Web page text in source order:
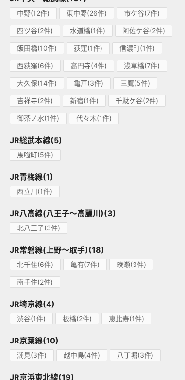
中野(12件) 東中野(26件) 市ケ谷(7件)
四ツ谷(2件) 水道橋(1件) 阿佐ケ谷(2件)
飯田橋(10件) 荻窪(1件) 信濃町(1件)
西荻窪(6件) 高円寺(4件) 浅草橋(7件)
大久保(14件) 亀戸(3件) 三鷹(5件)
吉祥寺(2件) 新宿(1件) 千駄ケ谷(2件)
御茶ノ水(1件) 代々木(1件)
JR総武本線(5)
馬喰町(5件)
JR青梅線(1)
西立川(1件)
JR八高線(八王子～高麗川)(3)
北八王子(3件)
JR常磐線(上野～取手)(18)
北千住(6件) 亀有(7件) 綾瀬(3件)
南千住(2件)
JR埼京線(4)
渋谷(1件) 板橋(2件) 恵比寿(1件)
JR京葉線(10)
潮見(3件) 越中島(4件) 八丁堀(3件)
JR京浜東北線(19)